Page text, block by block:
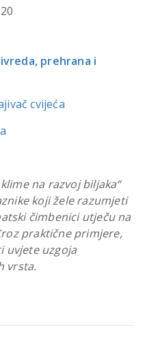
20
prehrana i
cvijeća
na razvoj biljaka“
koji žele razumjeti
čimbenici utječu na
praktične primjere,
uvjete uzgoja
vrsta.